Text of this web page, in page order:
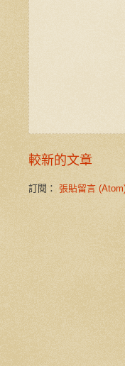
較新的文章
訂閱： 張貼留言